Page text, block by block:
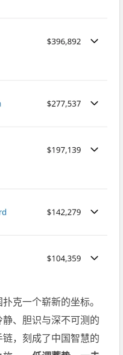
克一个崭新的坐标。
、胆识与深不可测的
，刻成了中国智慧的